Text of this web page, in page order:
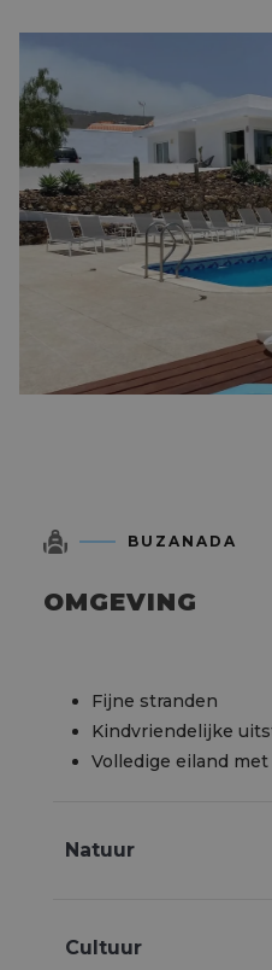
BUZANADA
OMGEVING
Fijne stranden
Kindvriendelijke
Volledige eiland
Natuur
Cultuur